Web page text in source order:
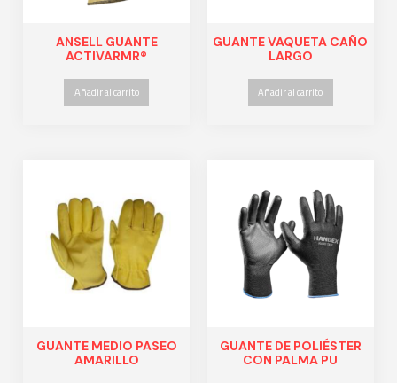
ANSELL GUANTE
ACTIVARMR®
Añadir al carrito
GUANTE VAQUETA CAÑO
LARGO
Añadir al carrito
GUANTE MEDIO PASEO
AMARILLO
GUANTE DE POLIÉSTER
CON PALMA PU